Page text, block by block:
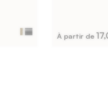
À partir de